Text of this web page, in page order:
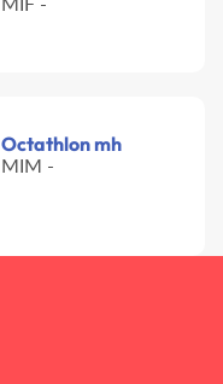
Octathlon mh
MIM -